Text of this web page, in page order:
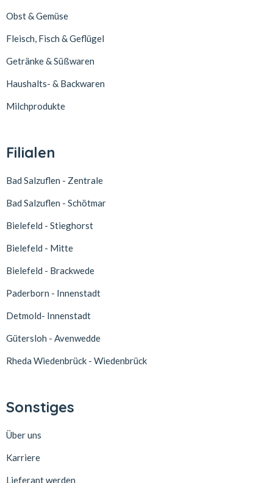
Obst & Gemüse
Fleisch, Fisch & Geflügel
Getränke & Süßwaren
Haushalts- & Backwaren
Milchprodukte
Filialen
Bad Salzuflen - Zentrale
Bad Salzuflen - Schötmar
Bielefeld - Stieghorst
Bielefeld - Mitte
Bielefeld - Brackwede
Paderborn - Innenstadt
Detmold- Innenstadt
Gütersloh - Avenwedde
Rheda Wiedenbrück - Wiedenbrück
Sonstiges
Über uns
Karriere
Lieferant werden